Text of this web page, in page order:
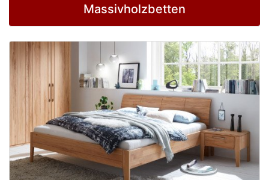
Massivholzbetten
0%
Finanzierung
Markenwelt
Letz-
Deals